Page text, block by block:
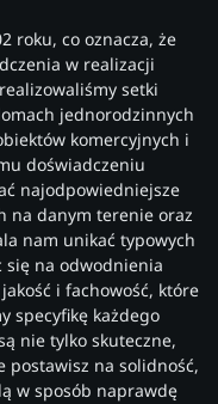
roku, co oznacza, że
w realizacji
setki
jednorodzinnych
komercyjnych i
doświadczeniu
najodpowiedniejsze
na danym terenie oraz
nam unikać typowych
się na odwodnienia
i fachowość, które
specyfikę każdego
nie tylko skuteczne,
postawisz na solidność,
w sposób naprawdę